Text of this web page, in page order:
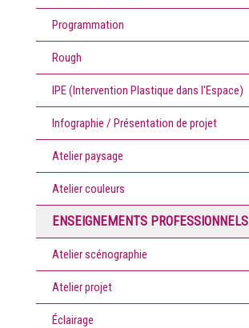
Programmation
Rough
IPE (Intervention Plastique dans l'Espace)
Infographie / Présentation de projet
Atelier paysage
Atelier couleurs
ENSEIGNEMENTS PROFESSIONNELS
Atelier scénographie
Atelier projet
Éclairage